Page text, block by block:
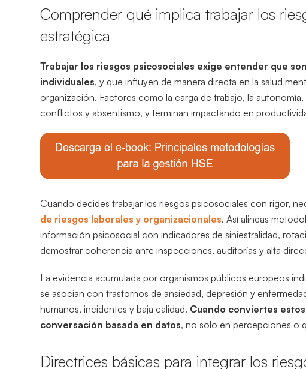
Comprender qué implica trabajar los
estratégica
Trabajar los riesgos psicosociales exige entender que
individuales, y que influyen de manera directa en la salud
organización. Factores como la carga de trabajo, la
conflictos y absentismo, y terminan impactando en
Cuando decides trabajar los riesgos psicosociales con rigor,
de riesgos laborales y organizacionales. Así alineas
información psicosocial con indicadores de siniestralidad,
demostrar coherencia ante inspecciones, auditorías y alta
La evidencia acumulada por organismos públicos europeos
se asocian con trastornos de ansiedad, depresión y
humanos, incidentes y baja calidad. Cuando conviertes
conversación basada en datos, no solo en percepciones o
Directrices básicas para integrar los